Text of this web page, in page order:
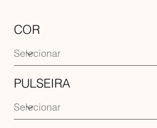
COR
PULSEIRA